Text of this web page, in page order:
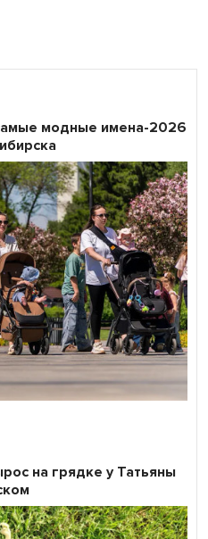
модные имена-2026
на грядке у Татьяны